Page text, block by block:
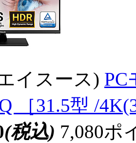
イスース) PC
［31.5型 /
(税込) 7,080ポ